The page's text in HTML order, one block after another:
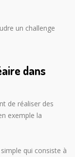
un challenge
dans
de réaliser des
exemple la
qui consiste à